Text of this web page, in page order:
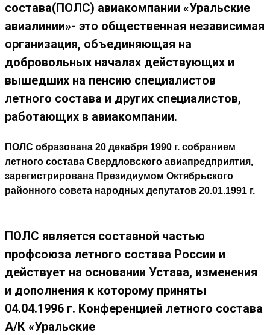
состава(ПОЛС) авиакомпании «Уральские
авиалинии»- это общественная независимая
организация, объединяющая на
добровольных началах действующих и
вышедших на пенсию специалистов
летного состава и других специалистов,
работающих в авиакомпании.
ПОЛС образована 20 декабря 1990 г. собранием
летного состава Свердловского авиапредприятия,
зарегистрирована Президиумом Октябрьского
районного совета народных депутатов 20.01.1991 г.
ПОЛС является составной частью
профсоюза летного состава России и
действует на основании Устава, изменения
и дополнения к которому приняты
04.04.1996 г. Конференцией летного состава
А/К «Уральские